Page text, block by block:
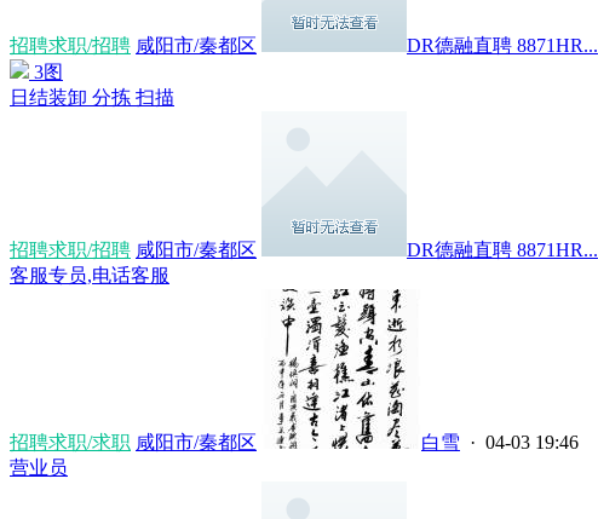
招聘求职/招聘 咸阳市/秦都区 DR德融直聘 8871HR...
3图
日结装卸 分拣 扫描
招聘求职/招聘 咸阳市/秦都区 DR德融直聘 8871HR...
客服专员,电话客服
招聘求职/求职 咸阳市/秦都区 白雪 · 04-03 19:46
营业员